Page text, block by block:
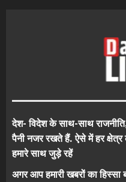
देश- विदेश के साथ-साथ
पैनी नजर रखते हैं. ऐसे में हर क्षेत्र
हमारे साथ जुड़े रहें
अगर आप हमारी खबरों का हिस्सा